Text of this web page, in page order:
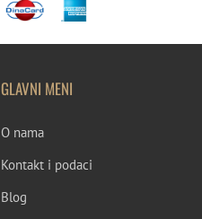
GLAVNI MENI
O nama
Kontakt i podaci
Blog